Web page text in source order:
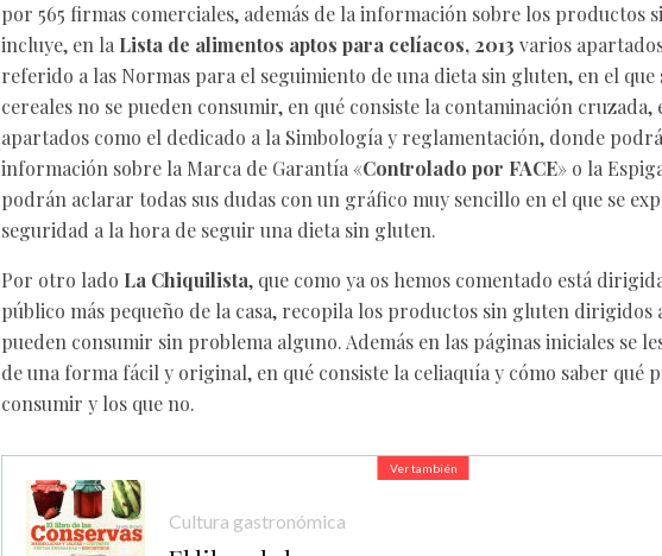
por 565 firmas comerciales, además de la información sobre los productos
incluye, en la Lista de alimentos aptos para celíacos, 2013 varios
referido a las Normas para el seguimiento de una dieta sin gluten, en el que
cereales no se pueden consumir, en qué consiste la contaminación cruzada,
apartados como el dedicado a la Simbología y reglamentación, donde
información sobre la Marca de Garantía «Controlado por FACE» o la
podrán aclarar todas sus dudas con un gráfico muy sencillo en el que se
seguridad a la hora de seguir una dieta sin gluten.
Por otro lado La Chiquilista, que como ya os hemos comentado está
público más pequeño de la casa, recopila los productos sin gluten
pueden consumir sin problema alguno. Además en las páginas iniciales se
de una forma fácil y original, en qué consiste la celiaquía y cómo saber qué
consumir y los que no.
Ver también
Cultura gastronómica